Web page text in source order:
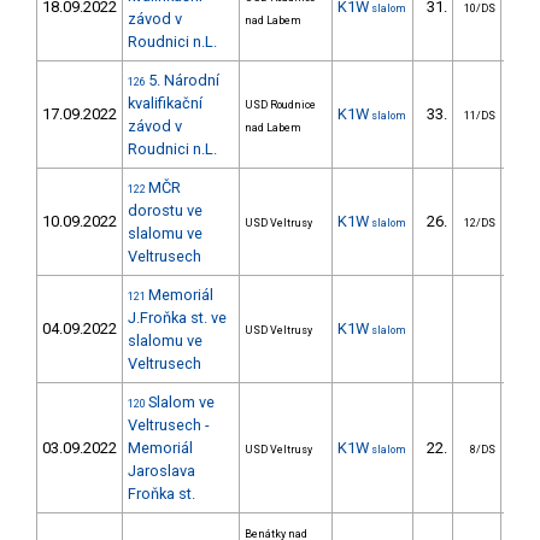
18.09.2022
závod v
Roudnici n.L.
nad Labem
K1W slalom 31. 10/DS
17.09.2022
126 5. Národní
kvalifikační
závod v
Roudnici n.L.
USD Roudnice
nad Labem
K1W slalom 33. 11/DS
10.09.2022
122 MČR
dorostu ve
slalomu ve
Veltrusech
USD Veltrusy K1W slalom 26. 12/DS
04.09.2022
121 Memoriál
J.Froňka st. ve
slalomu ve
Veltrusech
USD Veltrusy K1W slalom
03.09.2022
120 Slalom ve
Veltrusech -
Memoriál
Jaroslava
Froňka st.
USD Veltrusy K1W slalom 22. 8/DS
Benátky nad